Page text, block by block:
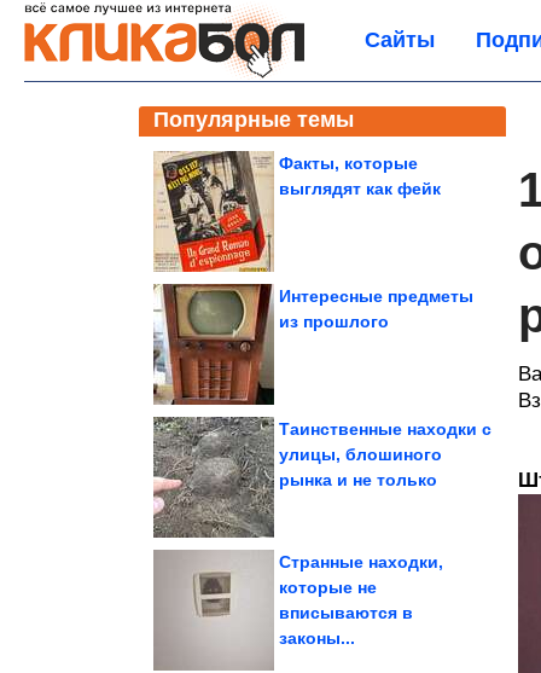
Сайты
Популярные темы
Факты, которые
выглядят как фейк
Интересные предметы
из прошлого
Таинственные находки с
улицы, блошиного
рынка и не только
Странные находки,
которые не
вписываются в
законы...